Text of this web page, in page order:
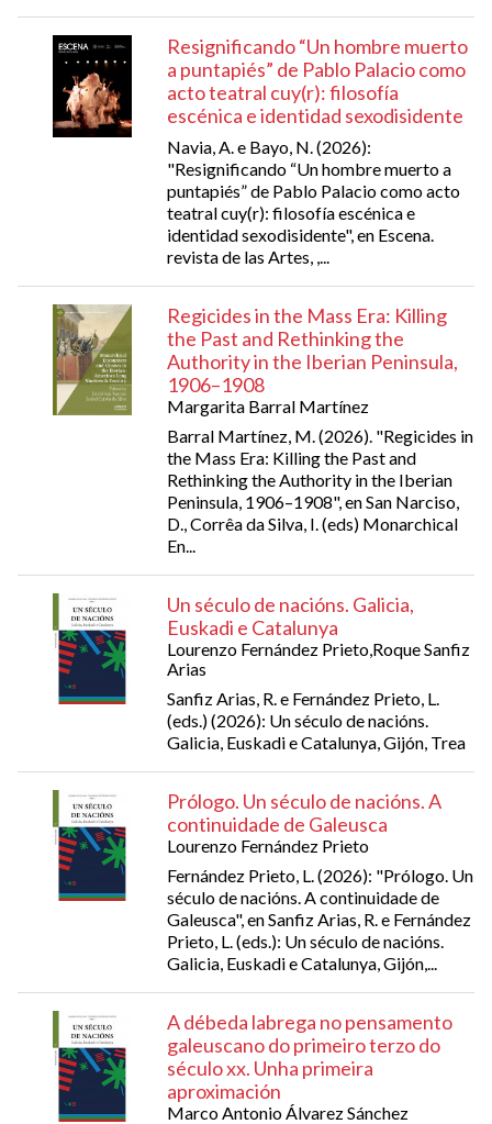
Resignificando “Un hombre muerto
a puntapiés” de Pablo Palacio como
acto teatral cuy(r): filosofía
escénica e identidad sexodisidente
Navia, A. e Bayo, N. (2026):
"Resignificando “Un hombre muerto a
puntapiés” de Pablo Palacio como acto
teatral cuy(r): filosofía escénica e
identidad sexodisidente", en Escena.
revista de las Artes, ,...
Regicides in the Mass Era: Killing
the Past and Rethinking the
Authority in the Iberian Peninsula,
1906–1908
Margarita Barral Martínez
Barral Martínez, M. (2026). "Regicides in
the Mass Era: Killing the Past and
Rethinking the Authority in the Iberian
Peninsula, 1906–1908", en San Narciso,
D., Corrêa da Silva, I. (eds) Monarchical
En...
Un século de nacións. Galicia,
Euskadi e Catalunya
Lourenzo Fernández Prieto,Roque Sanfiz
Arias
Sanfiz Arias, R. e Fernández Prieto, L.
(eds.) (2026): Un século de nacións.
Galicia, Euskadi e Catalunya, Gijón, Trea
Prólogo. Un século de nacións. A
continuidade de Galeusca
Lourenzo Fernández Prieto
Fernández Prieto, L. (2026): "Prólogo. Un
século de nacións. A continuidade de
Galeusca", en Sanfiz Arias, R. e Fernández
Prieto, L. (eds.): Un século de nacións.
Galicia, Euskadi e Catalunya, Gijón,...
A débeda labrega no pensamento
galeuscano do primeiro terzo do
século xx. Unha primeira
aproximación
Marco Antonio Álvarez Sánchez